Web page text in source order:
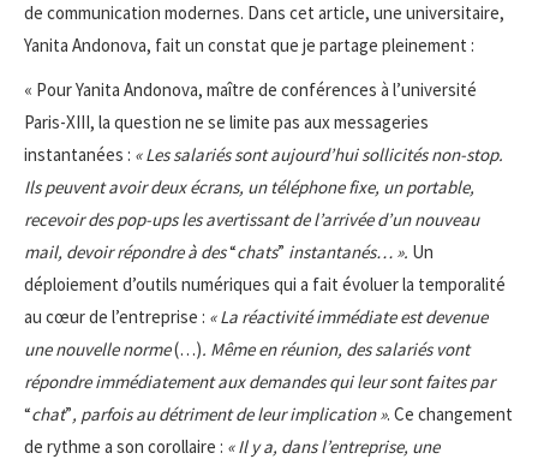
de communication modernes. Dans cet article, une universitaire,
Yanita Andonova, fait un constat que je partage pleinement :
« Pour Yanita Andonova, maître de conférences à l’université
Paris-XIII, la question ne se limite pas aux messageries
instantanées : « Les salariés sont aujourd’hui sollicités non-stop.
Ils peuvent avoir deux écrans, un téléphone fixe, un portable,
recevoir des pop-ups les avertissant de l’arrivée d’un nouveau
mail, devoir répondre à des“chats” instantanés… ». Un
déploiement d’outils numériques qui a fait évoluer la temporalité
au cœur de l’entreprise : « La réactivité immédiate est devenue
une nouvelle norme(…). Même en réunion, des salariés vont
répondre immédiatement aux demandes qui leur sont faites par
“chat”, parfois au détriment de leur implication ». Ce changement
de rythme a son corollaire : « Il y a, dans l’entreprise, une